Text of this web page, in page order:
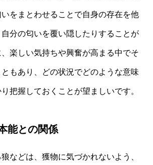
をまとわせることで自身の存在を他
分の匂いを覆い隠したりすることが
楽しい気持ちや興奮が高まる中でそ
もあり、どの状況でどのような意味
把握しておくことが望ましいです。
能との関係
などは、獲物に気づかれないよう、